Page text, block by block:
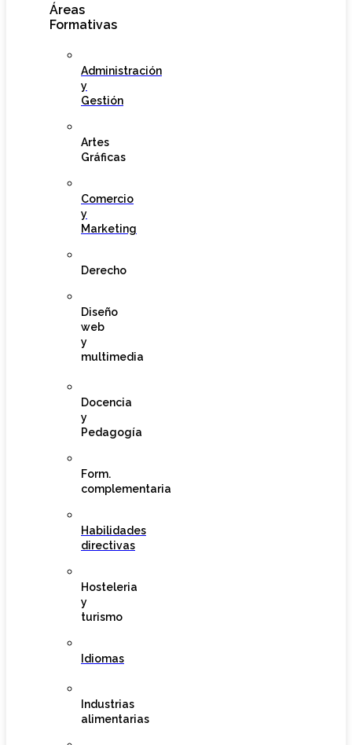
Áreas
Formativas
Administración
y
Gestión
Artes
Gráficas
Comercio
y
Marketing
Derecho
Diseño
web
y
multimedia
Docencia
y
Pedagogía
Form.
complementaria
Habilidades
directivas
Hosteleria
y
turismo
Idiomas
Industrias
alimentarias